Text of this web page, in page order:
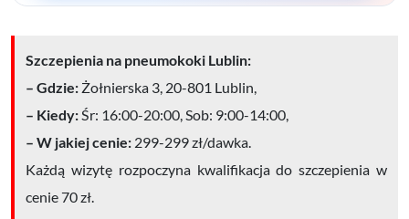
Szczepienia na pneumokoki Lublin:
– Gdzie: Żołnierska 3, 20-801 Lublin,
– Kiedy:Śr: 16:00-20:00, Sob: 9:00-14:00,
– W jakiej cenie: 299-299 zł/dawka.
Każdą wizytę rozpoczyna kwalifikacja do szczepienia w
cenie70 zł.